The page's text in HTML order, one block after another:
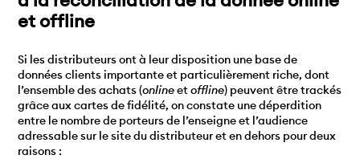
et offline
Si les distributeurs ont à leur disposition une base de
données clients importante et particulièrement riche, dont
l’ensemble des achats (onlineetoffline) peuvent être trackés
grâce aux cartes de fidélité, on constate une déperdition
entre le nombre de porteurs de l’enseigne et l’audience
adressable sur le site du distributeur et en dehors pour deux
raisons :